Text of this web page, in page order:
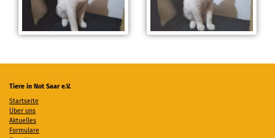
Tiere in Not Saar e.V.
Startseite
Über uns
Aktuelles
Formulare